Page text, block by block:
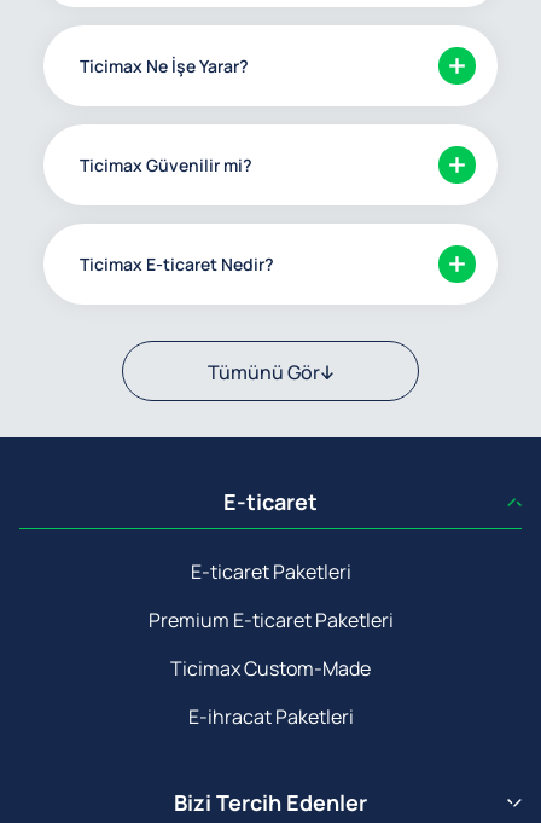
Ticimax Ne İşe Yarar?
Ticimax Güvenilir mi?
Ticimax E-ticaret Nedir?
Tümünü Gör
E-ticaret
E-ticaret Paketleri
Premium E-ticaret Paketleri
Ticimax Custom-Made
E-ihracat Paketleri
Bizi Tercih Edenler